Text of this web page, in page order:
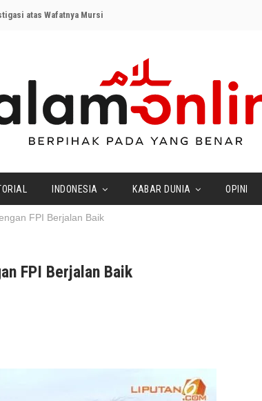
atas Wafatnya Mursi
INDONESIA KABAR DUNIA OPINI
FPI Berjalan Baik
FPI Berjalan Baik